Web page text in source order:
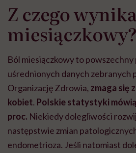
Z czego
miesiączkowy?
Ból miesiączkowy to
uśrednionych danych zebranych
Organizację Zdrowia, zmaga się
kobiet. Polskie statystyki
proc. Niekiedy dolegliwości
następstwie zmian
endometrioza. Jeśli natomiast